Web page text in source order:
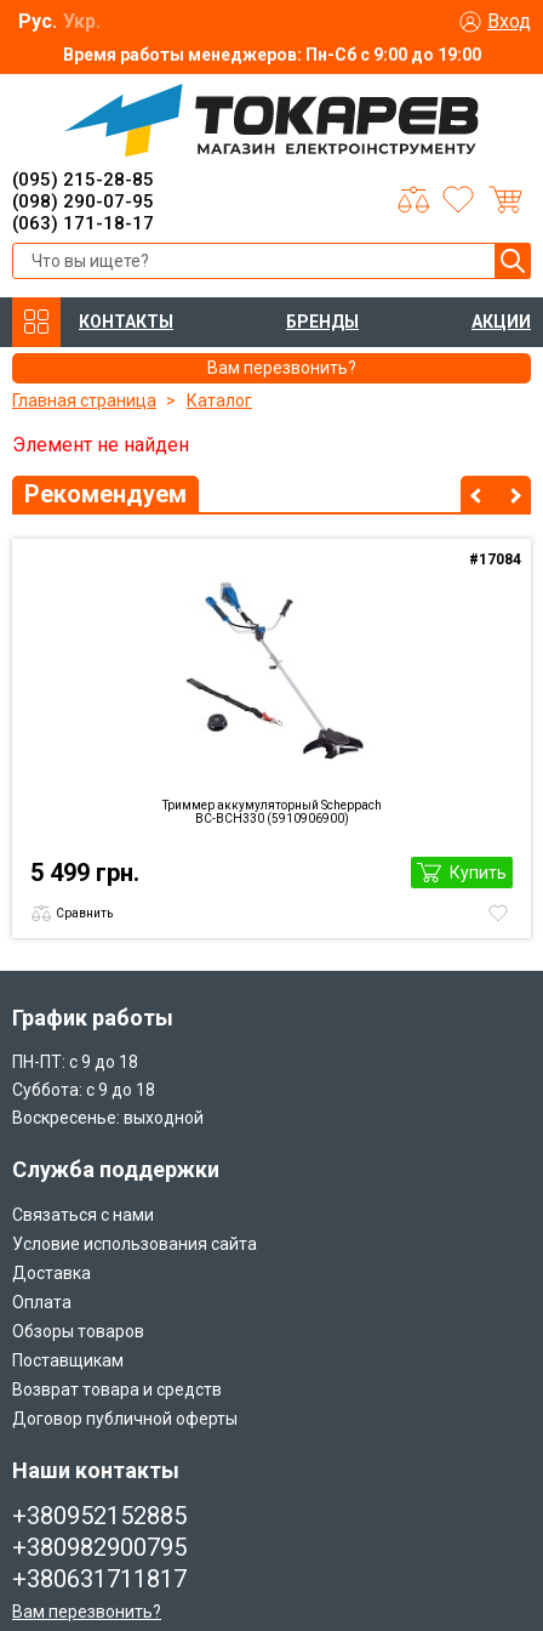
Время работы менеджеров: Пн-Сб с 9:00 до 19:00
Рус. Укр. Вход
(095) 215-28-85
(098) 290-07-95
(063) 171-18-17
КОНТАКТЫ БРЕНДЫ АКЦИИ
Вам перезвонить?
Главная страница
Каталог
Элемент не найден
Рекомендуем
#17084
Триммер аккумуляторный Scheppach
BC-BCH330 (5910906900)
5 499 грн. Купить
Сравнить
График работы
ПН-ПТ: с 9 до 18
Суббота: с 9 до 18
Воскресенье: выходной
Служба поддержки
Связаться с нами
Условие использования сайта
Доставка
Оплата
Обзоры товаров
Поставщикам
Возврат товара и средств
Договор публичной оферты
Наши контакты
+380952152885
+380982900795
+380631711817
Вам перезвонить?